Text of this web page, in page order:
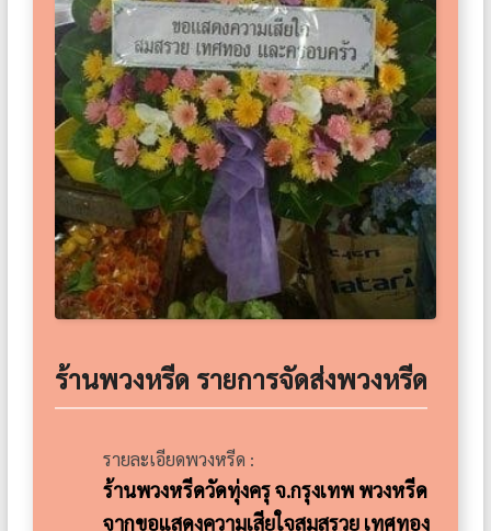
ร้านพวงหรีด รายการจัดส่งพวงหรีด
รายละเอียดพวงหรีด :
ร้านพวงหรีดวัดทุ่งครุ จ.กรุงเทพ พวงหรีด
จากขอแสดงความเสียใจสมสรวย เทศทอง